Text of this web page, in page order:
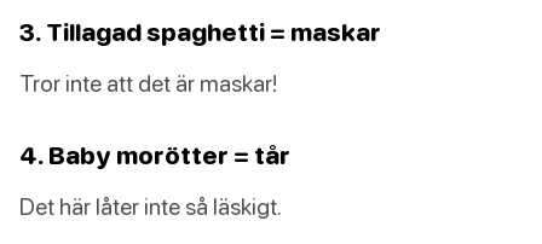
3. Tillagad spaghetti = maskar
Tror inte att det är maskar!
4. Baby morötter = tår
Det här låter inte så läskigt.